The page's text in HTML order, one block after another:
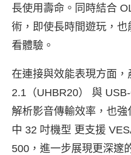
長使用壽命。同時結合
術，即使長時間遊玩，
看體驗。
在連接與效能表現方面
2.1（UHBR20） 與
解析影音傳輸效率，也
中 32 吋機型 更支援
500，進一步展現更深邃